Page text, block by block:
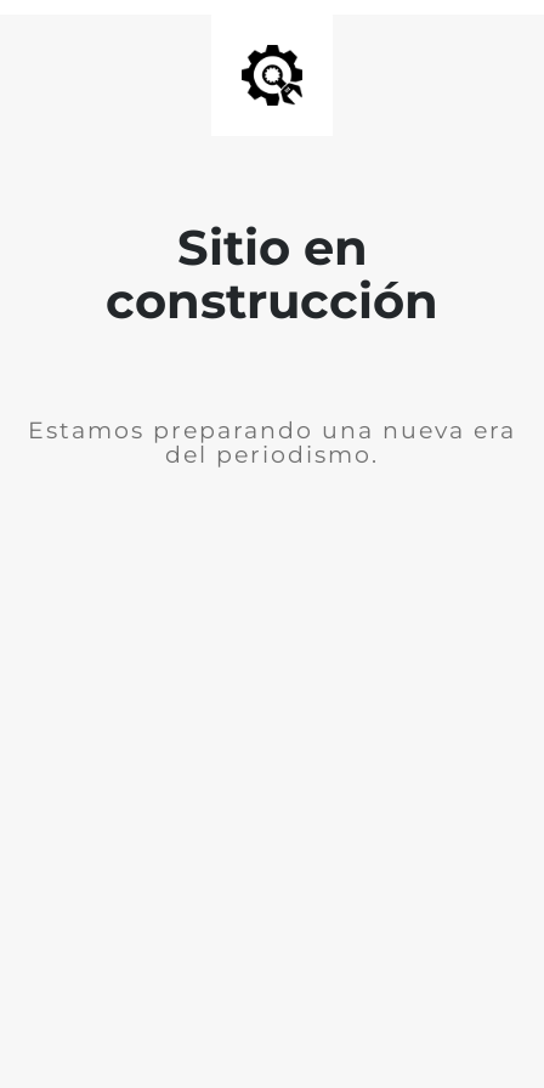
Sitio en
construcción
Estamos preparando una nueva era
del periodismo.